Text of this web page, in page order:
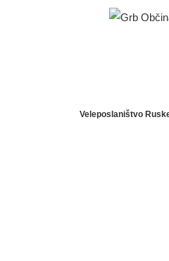
Veleposlaništvo